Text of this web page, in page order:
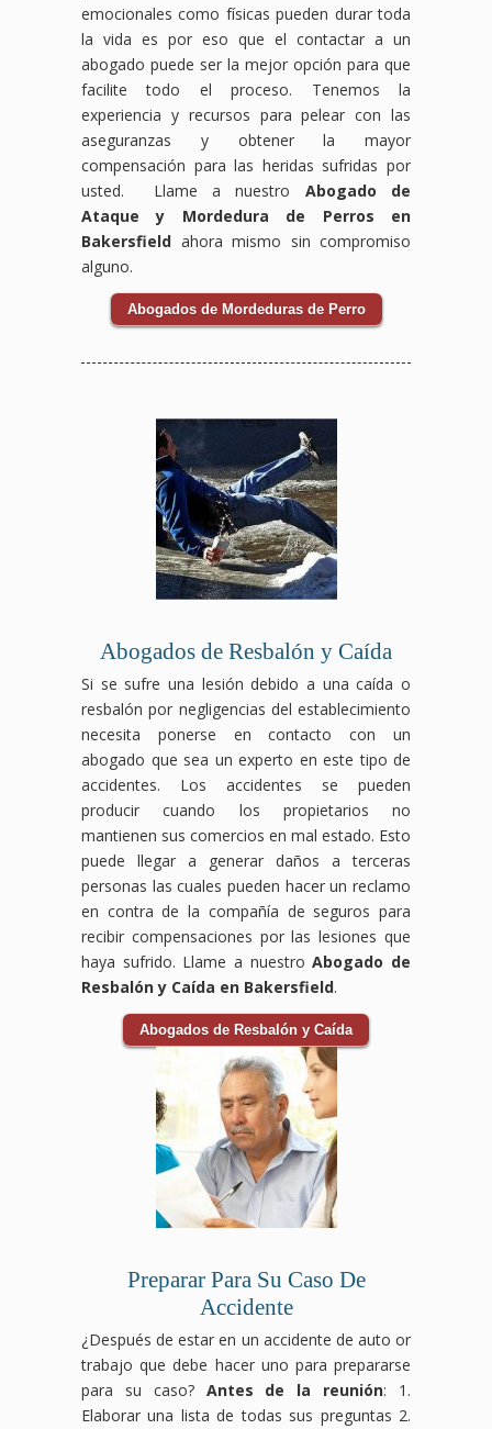
emocionales como físicas pueden durar toda
la vida es por eso que el contactar a un
abogado puede ser la mejor opción para que
facilite todo el proceso. Tenemos la
experiencia y recursos para pelear con las
aseguranzas y obtener la mayor
compensación para las heridas sufridas por
usted. Llame a nuestro Abogado de
Ataque y Mordedura de Perros en
Bakersfield ahora mismo sin compromiso
alguno.
Abogados de Mordeduras de Perro
Abogados de Resbalón y Caída
Si se sufre una lesión debido a una caída o
resbalón por negligencias del establecimiento
necesita ponerse en contacto con un
abogado que sea un experto en este tipo de
accidentes. Los accidentes se pueden
producir cuando los propietarios no
mantienen sus comercios en mal estado. Esto
puede llegar a generar daños a terceras
personas las cuales pueden hacer un reclamo
en contra de la compañía de seguros para
recibir compensaciones por las lesiones que
haya sufrido. Llame a nuestroAbogado de
Resbalón y Caída en Bakersfield.
Abogados de Resbalón y Caída
Preparar Para Su Caso De
Accidente
¿Después de estar en un accidente de auto or
trabajo que debe hacer uno para prepararse
para su caso? Antes de la reunión: 1.
Elaborar una lista de todas sus preguntas 2.